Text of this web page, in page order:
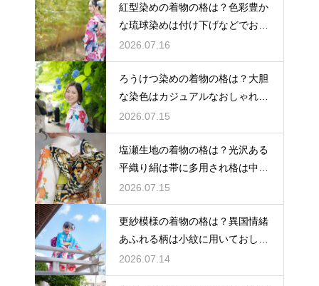
紅型染めの着物の格は？色彩豊か
な琉球染めは付け下げなどでおし
ゃれ着向き
2026.07.16
ろうけつ染めの着物の格は？大胆
な染色はカジュアルなおしゃれ着
に最適
2026.07.15
塩瀬生地の着物の格は？光沢ある
平織り絹は帯に多用され格は中位
程度
2026.07.15
更紗模様の着物の格は？異国情緒
あふれる柄は小紋に用いておしゃ
れ着向き
2026.07.14